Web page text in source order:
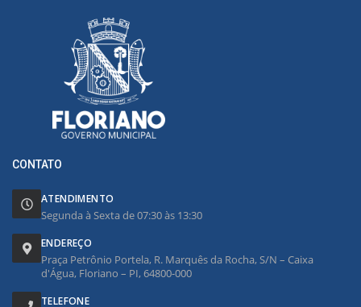
CONTATO
ATENDIMENTO
Segunda à Sexta de 07:30 às 13:30
ENDEREÇO
Praça Petrônio Portela, R. Marquês da Rocha, S/N – Caixa
d'Água, Floriano – PI, 64800-000
TELEFONE